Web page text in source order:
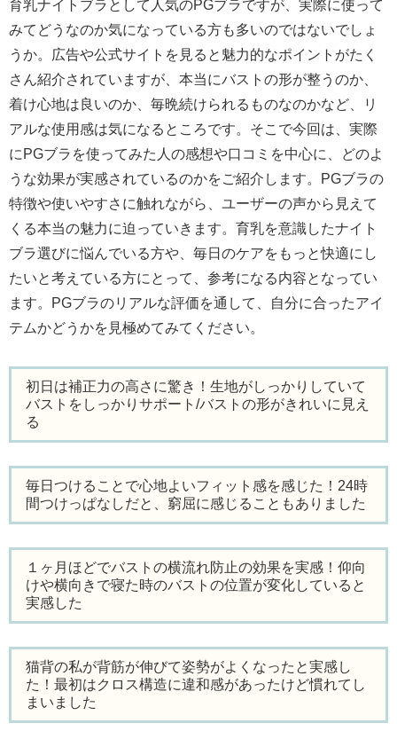
育乳ナイトブラとして人気のPGブラですが、実際に使って
みてどうなのか気になっている方も多いのではないでしょ
うか。広告や公式サイトを見ると魅力的なポイントがたく
さん紹介されていますが、本当にバストの形が整うのか、
着け心地は良いのか、毎晩続けられるものなのかなど、リ
アルな使用感は気になるところです。そこで今回は、実際
にPGブラを使ってみた人の感想や口コミを中心に、どのよ
うな効果が実感されているのかをご紹介します。PGブラの
特徴や使いやすさに触れながら、ユーザーの声から見えて
くる本当の魅力に迫っていきます。育乳を意識したナイト
ブラ選びに悩んでいる方や、毎日のケアをもっと快適にし
たいと考えている方にとって、参考になる内容となってい
ます。PGブラのリアルな評価を通して、自分に合ったアイ
テムかどうかを見極めてみてください。
初日は補正力の高さに驚き！生地がしっかりしていて
バストをしっかりサポート/バストの形がきれいに見え
る
毎日つけることで心地よいフィット感を感じた！24時
間つけっぱなしだと、窮屈に感じることもありました
１ヶ月ほどでバストの横流れ防止の効果を実感！仰向
けや横向きで寝た時のバストの位置が変化していると
実感した
猫背の私が背筋が伸びて姿勢がよくなったと実感し
た！最初はクロス構造に違和感があったけど慣れてし
まいました